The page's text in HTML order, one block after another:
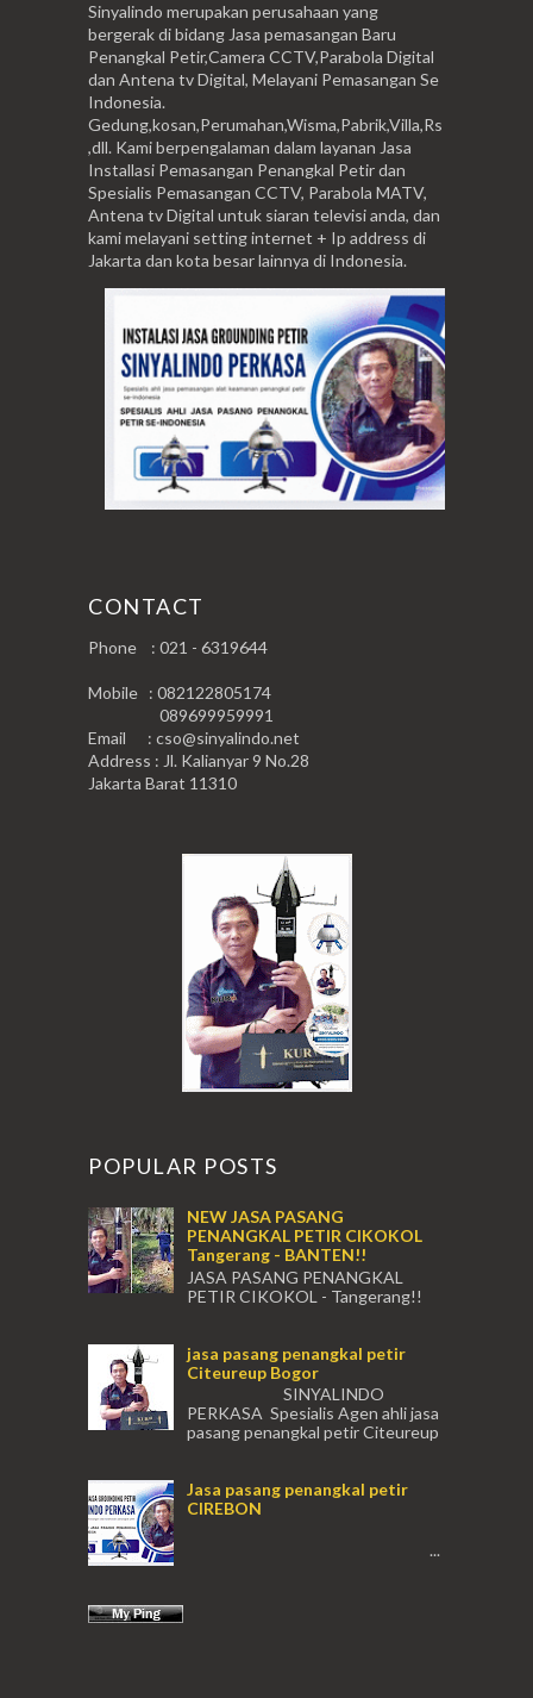
Sinyalindo merupakan perusahaan yang
bergerak di bidang Jasa pemasangan Baru
Penangkal Petir,Camera CCTV,Parabola Digital
dan Antena tv Digital, Melayani Pemasangan Se
Indonesia.
Gedung,kosan,Perumahan,Wisma,Pabrik,Villa,Rs
,dll. Kami berpengalaman dalam layanan Jasa
Installasi Pemasangan Penangkal Petir dan
Spesialis Pemasangan CCTV, Parabola MATV,
Antena tv Digital untuk siaran televisi anda, dan
kami melayani setting internet + Ip address di
Jakarta dan kota besar lainnya di Indonesia.
CONTACT
Phone : 021 - 6319644
Mobile : 082122805174
089699959991
Email : cso@sinyalindo.net
Address : Jl. Kalianyar 9 No.28
Jakarta Barat 11310
POPULAR POSTS
NEW JASA PASANG
PENANGKAL PETIR CIKOKOL
Tangerang - BANTEN!!
JASA PASANG PENANGKAL
PETIR CIKOKOL - Tangerang!!
CIKOKOL TANGERANG ...
jasa pasang penangkal petir
Citeureup Bogor
SINYALINDO
PERKASA Spesialis Agen ahli jasa
pasang penangkal petir Citeureup
Jasa pasang penangkal petir
CIREBON
...